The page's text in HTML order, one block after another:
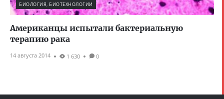
БИОЛОГИЯ, БИОТЕХНОЛОГИИ
Американцы испытали бактериальную
терапию рака
14 августа 2014 1 630 0